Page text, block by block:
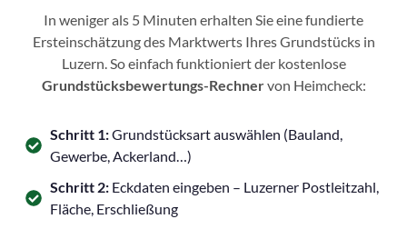
In weniger als 5 Minuten erhalten Sie eine fundierte
Ersteinschätzung des Marktwerts Ihres Grundstücks in
Luzern. So einfach funktioniert der kostenlose
Grundstücksbewertungs-Rechnervon Heimcheck:
Schritt 1:Grundstücksart auswählen (Bauland,
Gewerbe, Ackerland…)
Schritt 2: Eckdaten eingeben – Luzerner Postleitzahl,
Fläche, Erschließung